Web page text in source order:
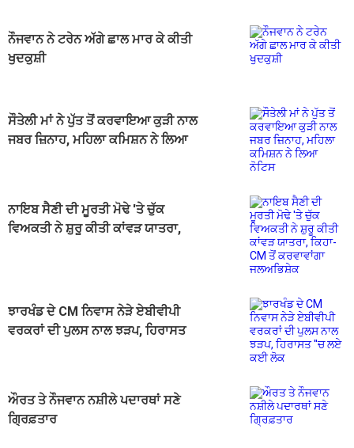
ਨੌਜਵਾਨ ਨੇ ਟਰੇਨ ਅੱਗੇ ਛਾਲ ਮਾਰ ਕੇ ਕੀਤੀ
ਖੁਦਕੁਸ਼ੀ
ਸੌਤੇਲੀ ਮਾਂ ਨੇ ਪੁੱਤ ਤੋਂ ਕਰਵਾਇਆ ਕੁੜੀ ਨਾਲ
ਜਬਰ ਜ਼ਿਨਾਹ, ਮਹਿਲਾ ਕਮਿਸ਼ਨ ਨੇ ਲਿਆ
ਨਾਇਬ ਸੈਣੀ ਦੀ ਮੂਰਤੀ ਮੋਢੇ 'ਤੇ ਚੁੱਕ
ਵਿਅਕਤੀ ਨੇ ਸ਼ੁਰੂ ਕੀਤੀ ਕਾਂਵੜ ਯਾਤਰਾ,
ਝਾਰਖੰਡ ਦੇ CM ਨਿਵਾਸ ਨੇੜੇ ਏਬੀਵੀਪੀ
ਵਰਕਰਾਂ ਦੀ ਪੁਲਸ ਨਾਲ ਝੜਪ, ਹਿਰਾਸਤ
ਔਰਤ ਤੇ ਨੌਜਵਾਨ ਨਸ਼ੀਲੇ ਪਦਾਰਥਾਂ ਸਣੇ
ਗ੍ਰਿਫ਼ਤਾਰ